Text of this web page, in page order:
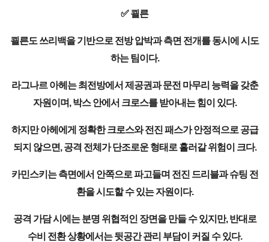
✅ 쾰른
쾰른도 쓰리백을 기반으로 전방 압박과 측면 전개를 동시에 시도
하는 팀이다.
라그나르 아헤는 최전방에서 제공권과 문전 마무리 능력을 갖춘
자원이며, 박스 안에서 크로스를 받아내는 힘이 있다.
하지만 아헤에게 정확한 크로스와 전진 패스가 안정적으로 공급
되지 않으면, 공격 전체가 단조로운 형태로 흘러갈 위험이 크다.
카민스키는 측면에서 안쪽으로 파고들며 전진 드리블과 슈팅 전
환을 시도할 수 있는 자원이다.
공격 가담 시에는 분명 위협적인 장면을 만들 수 있지만, 반대로
수비 전환 상황에서는 뒷공간 관리 부담이 커질 수 있다.